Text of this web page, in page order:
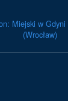
Miejski w Gdyni
(Wrocław)